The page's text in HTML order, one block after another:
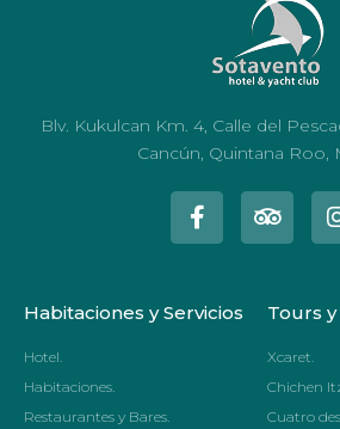
Blv. Kukulcan Km. 4, Calle del
Cancún, Quintana Roo,
Habitaciones y Servicios
Hotel.
Habitaciones.
Restaurantes y Bares.
Tours
Xcaret.
Chichen
Cuatro